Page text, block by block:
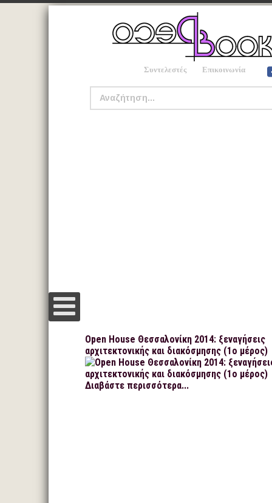
Συντελεστές Επικοινωνία
Open House Θεσσαλονίκη 2014: ξεναγήσεις
αρχιτεκτονικής και διακόσμησης (1ο μέρος)
Διαβάστε περισσότερα...